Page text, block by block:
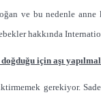
ve bu nedenle anne
hakkında
için aşı
gerekiyor.